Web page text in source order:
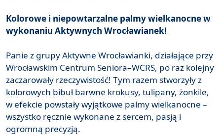
Kolorowe i niepowtarzalne palmy wielkanocne w
wykonaniu Aktywnych Wrocławianek!
Panie z grupy Aktywne Wrocławianki, działające przy
Wrocławskim Centrum Seniora–WCRS, po raz kolejny
zaczarowały rzeczywistość! Tym razem stworzyły z
kolorowych bibuł barwne krokusy, tulipany, żonkile,
w efekcie powstały wyjątkowe palmy wielkanocne –
wszystko ręcznie wykonane z sercem, pasją i
ogromną precyzją.